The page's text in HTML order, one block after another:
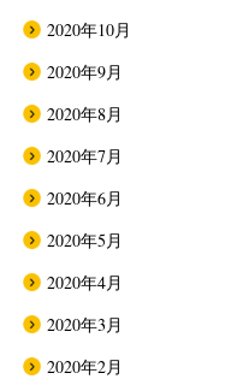
2020年10月
2020年9月
2020年8月
2020年7月
2020年6月
2020年5月
2020年4月
2020年3月
2020年2月